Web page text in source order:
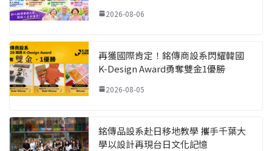
2026-08-06
再獲國際肯定！銘傳商設系閃耀韓國
K-Design Award勇奪雙金1優勝
2026-08-05
銘傳品設系赴日移地教學 攜手千葉大
學以設計再現台日文化記憶